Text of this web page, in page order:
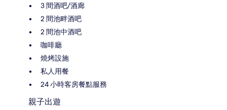
3 間酒吧/酒廊
2 間池畔酒吧
2 間池中酒吧
咖啡廳
燒烤設施
私人用餐
24 小時客房餐點服務
親子出遊